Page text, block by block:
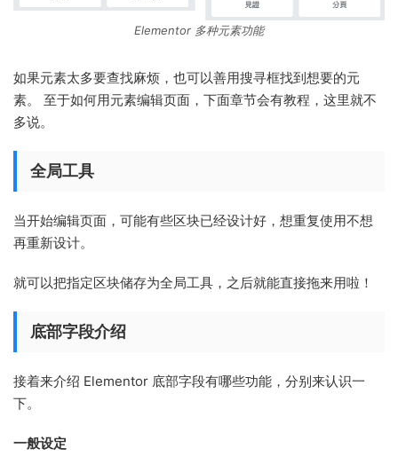
Elementor 多种元素功能
如果元素太多要查找麻烦，也可以善用搜寻框找到想要的元
素。 至于如何用元素编辑页面，下面章节会有教程，这里就不
多说。
全局工具
当开始编辑页面，可能有些区块已经设计好，想重复使用不想
再重新设计。
就可以把指定区块储存为全局工具，之后就能直接拖来用啦！
底部字段介绍
接着来介绍 Elementor 底部字段有哪些功能，分别来认识一
下。
一般设定